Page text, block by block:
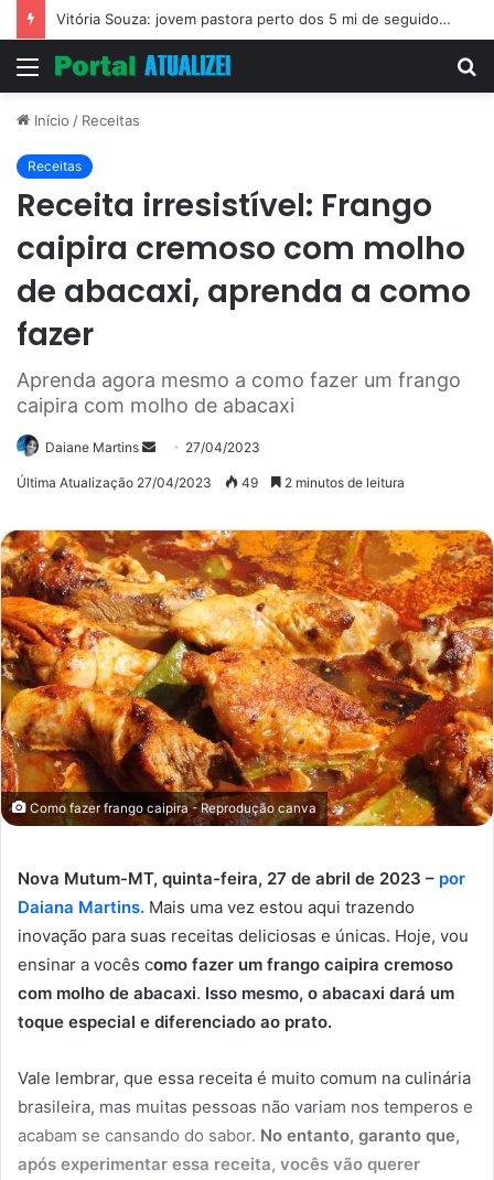
Vitória Souza: jovem pastora perto dos 5 mi de seguidores na web
Menu
Início / Receitas
Receitas
Receita irresistível: Frango
caipira cremoso com molho
de abacaxi, aprenda a como
fazer
Aprenda agora mesmo a como fazer um frango
caipira com molho de abacaxi
Daiane Martins
Mande27/04/2023
Última Atualização 27/04/2023 49 2 minutos de leitura
Como fazer frango caipira - Reprodução canva
Nova Mutum-MT, quinta-feira, 27 de abril de 2023 – por
Daiana Martins. Mais uma vez estou aqui trazendo
inovação para suas receitas deliciosas e únicas. Hoje, vou
ensinar a vocês como fazer um frango caipira cremoso
com molho de abacaxi. Isso mesmo, o abacaxi dará um
toque especial e diferenciado ao prato.
Vale lembrar, que essa receita é muito comum na culinária
brasileira, mas muitas pessoas não variam nos temperos e
acabam se cansando do sabor. No entanto, garanto que,
após experimentar essa receita, vocês vão querer